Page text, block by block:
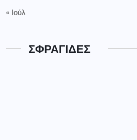
« Ιούλ
ΣΦΡΑΓΙΔΕΣ